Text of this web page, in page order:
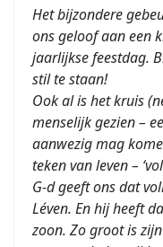
Het bijzondere
ons geloof aan een
jaarlijkse feestdag.
stil te staan!
Ook al is het kruis
menselijk gezien –
aanwezig mag
teken van leven –
G-d geeft ons dat
Léven. En hij heeft
zoon. Zo groot is